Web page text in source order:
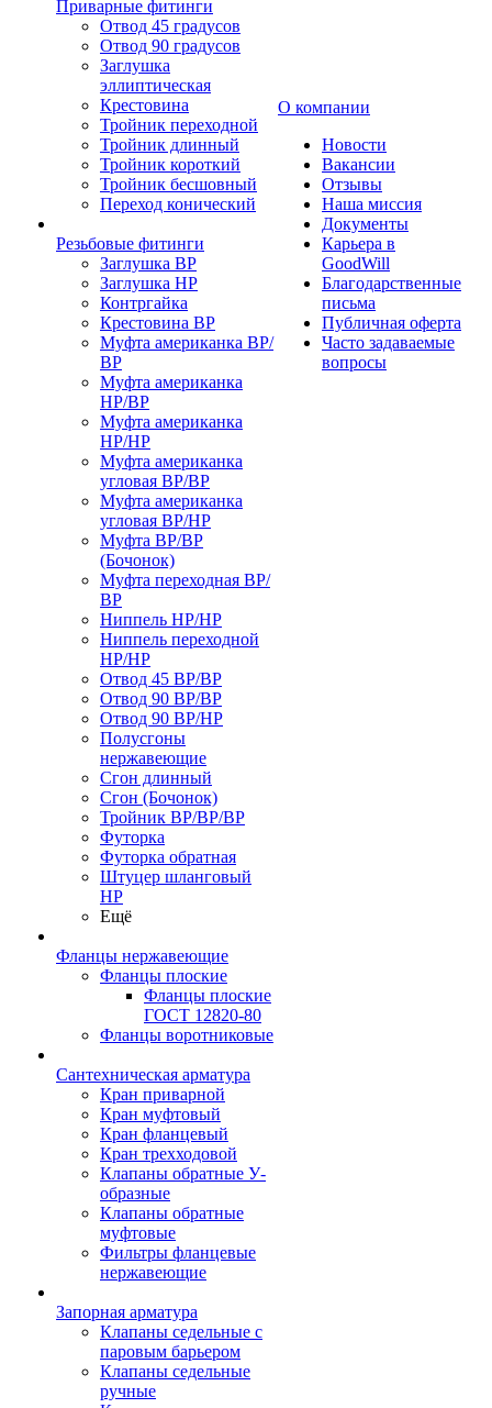
Приварные фитинги
Отвод 45 градусов
Отвод 90 градусов
Заглушка
эллиптическая
Крестовина
Тройник переходной
Тройник длинный
Тройник короткий
Тройник бесшовный
Переход конический
Резьбовые фитинги
Заглушка ВР
Заглушка НР
Контргайка
Крестовина ВР
Муфта американка ВР/
ВР
Муфта американка
НР/ВР
Муфта американка
НР/НР
Муфта американка
угловая ВР/ВР
Муфта американка
угловая ВР/НР
Муфта ВР/ВР
(Бочонок)
Муфта переходная ВР/
ВР
Ниппель НР/НР
Ниппель переходной
НР/НР
Отвод 45 ВР/ВР
Отвод 90 ВР/ВР
Отвод 90 ВР/НР
Полусгоны
нержавеющие
Сгон длинный
Сгон (Бочонок)
Тройник ВР/ВР/ВР
Футорка
Футорка обратная
Штуцер шланговый
НР
Ещё
Фланцы нержавеющие
Фланцы плоские
Фланцы плоские
ГОСТ 12820-80
Фланцы воротниковые
Сантехническая арматура
Кран приварной
Кран муфтовый
Кран фланцевый
Кран трехходовой
Клапаны обратные У-
образные
Клапаны обратные
муфтовые
Фильтры фланцевые
нержавеющие
Запорная арматура
Клапаны седельные с
паровым барьером
Клапаны седельные
ручные
О компании
Новости
Вакансии
Отзывы
Наша миссия
Документы
Карьера в
GoodWill
Благодарственные
письма
Публичная оферта
Часто задаваемые
вопросы